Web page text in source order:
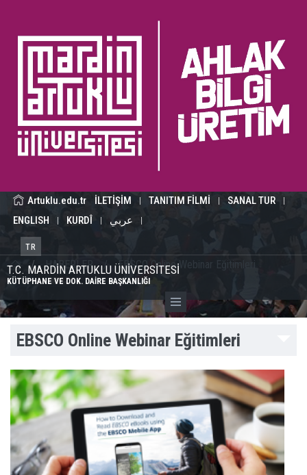
Artuklu.edu.tr İLETİŞİM | TANITIM FİLMİ | SANAL TUR |
ENGLISH | KURDÎ | عربي |
TR
T.C. MARDİN ARTUKLU ÜNİVERSİTESİ
KÜTÜPHANE VE DOK. DAİRE BAŞKANLIĞI
/ HABERLER / EBSCO Online Webinar Eğitimleri
EBSCO Online Webinar Eğitimleri